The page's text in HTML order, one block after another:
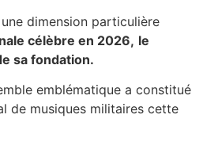
dimension particulière
célèbre en 2026, le
sa fondation.
emblématique a constitué
de musiques militaires cette